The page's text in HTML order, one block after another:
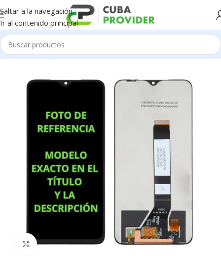
Saltar a la navegación
Ir al contenido principal
Inicio/Piezas para Celulares/Xiaomi Redmi/Pantallas
Click para agrandar